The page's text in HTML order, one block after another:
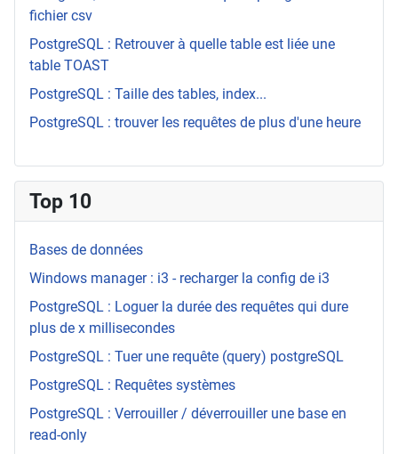
fichier csv
PostgreSQL : Retrouver à quelle table est liée une
table TOAST
PostgreSQL : Taille des tables, index...
PostgreSQL : trouver les requêtes de plus d'une heure
Top 10
Bases de données
Windows manager : i3 - recharger la config de i3
PostgreSQL : Loguer la durée des requêtes qui dure
plus de x millisecondes
PostgreSQL : Tuer une requête (query) postgreSQL
PostgreSQL : Requêtes systèmes
PostgreSQL : Verrouiller / déverrouiller une base en
read-only